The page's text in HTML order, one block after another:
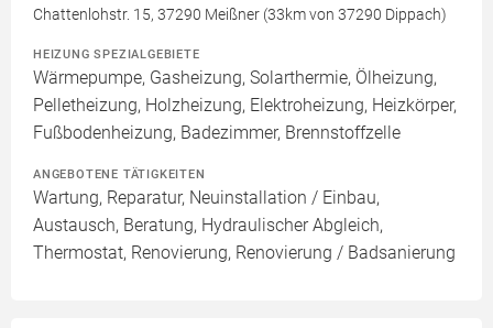
Chattenlohstr. 15, 37290 Meißner (33km von 37290 Dippach)
HEIZUNG SPEZIALGEBIETE
Wärmepumpe, Gasheizung, Solarthermie, Ölheizung,
Pelletheizung, Holzheizung, Elektroheizung, Heizkörper,
Fußbodenheizung, Badezimmer, Brennstoffzelle
ANGEBOTENE TÄTIGKEITEN
Wartung, Reparatur, Neuinstallation / Einbau,
Austausch, Beratung, Hydraulischer Abgleich,
Thermostat, Renovierung, Renovierung / Badsanierung